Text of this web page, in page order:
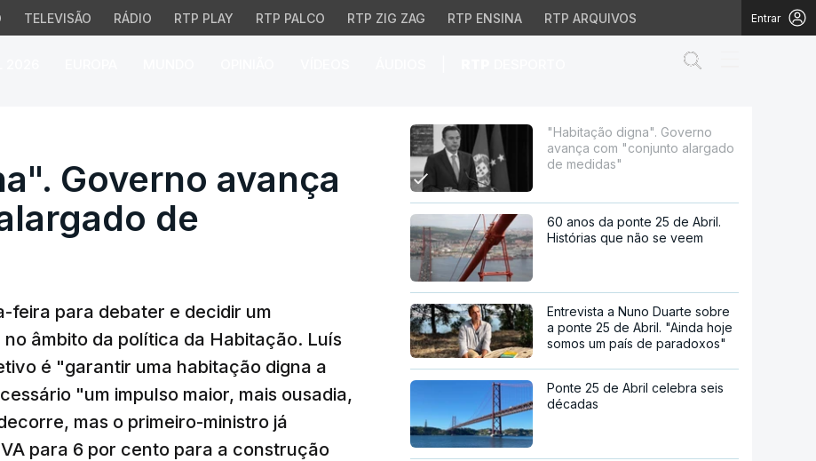
TELEVISÃO RÁDIO RTP PLAY RTP PALCO RTP ZIG ZAG RTP ENSINA RTP ARQUIVOS Entrar
Governo avança com "conjunto alargado de
Governo avança
de
feira para debater e decidir um
âmbito da política da Habitação. Luís
é "garantir uma habitação digna a
"um impulso maior, mais ousadia,
mas o primeiro-ministro já
para 6 por cento para a construção
"Habitação digna". Governo
avança com "conjunto alargado
de medidas"
60 anos da ponte 25 de Abril.
Histórias que não se veem
Entrevista a Nuno Duarte sobre
a ponte 25 de Abril. "Ainda hoje
somos um país de paradoxos"
Ponte 25 de Abril celebra seis
décadas